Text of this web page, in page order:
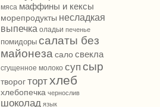
мяса маффины и кексы
морепродукты несладкая
выпечка оладьи печенье
помидоры салаты без
майонеза салосвекла
сгущенное молоко суп сыр
творог тортхлеб
хлебопечка чернослив
шоколад язык